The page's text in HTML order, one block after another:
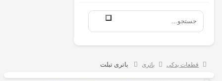
قطعات یدکی باتری باتری تبلت